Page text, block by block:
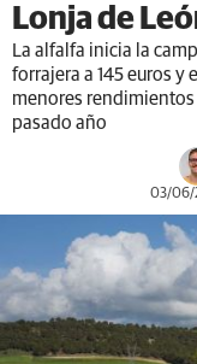
Lonja de
La alfalfa inicia la
forrajera a 145 euros y
menores rendimientos
pasado año
03/06/